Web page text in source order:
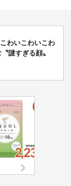
わいこわいこわ
謎すぎる顔〟